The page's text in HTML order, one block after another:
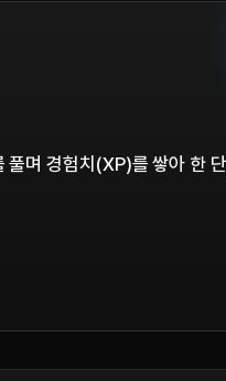
풀며 경험치(XP)를 쌓아 한